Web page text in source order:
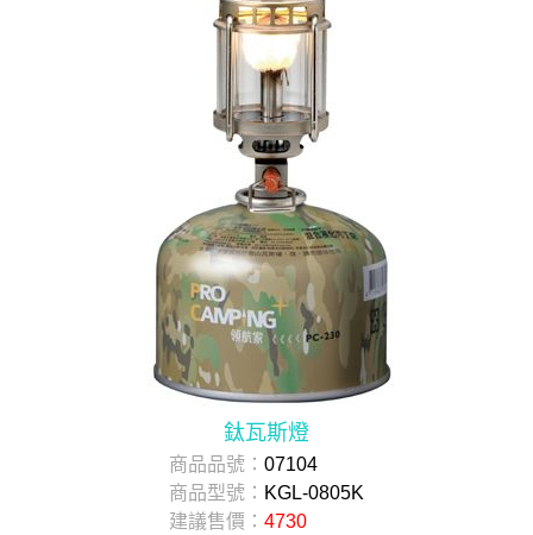
鈦瓦斯燈
商品品號： 07104
商品型號： KGL-0805K
建議售價： 4730